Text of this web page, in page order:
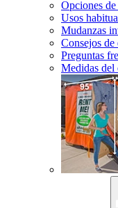
Opciones de
Usos
Mudanzas
Consejos de
Preguntas
Medidas del